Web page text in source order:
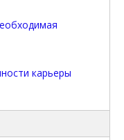
карьеры